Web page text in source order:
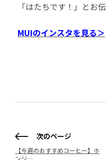
「はたちです！」とお
MUIのインスタを見る＞
次のページ
【今週のおすすめコーヒー】ホ